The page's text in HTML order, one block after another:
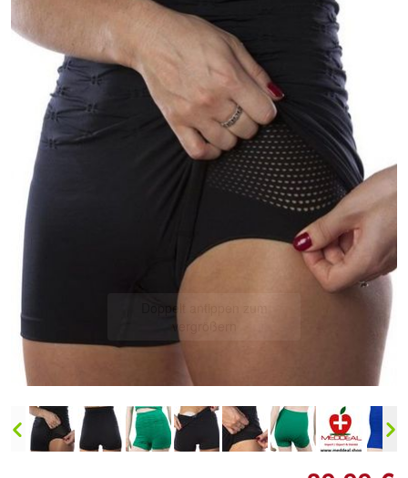
Doppelt antippen zum
vergrößern